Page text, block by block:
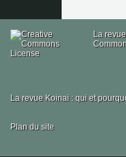
La
La revue Koinai : qui et
Plan du site